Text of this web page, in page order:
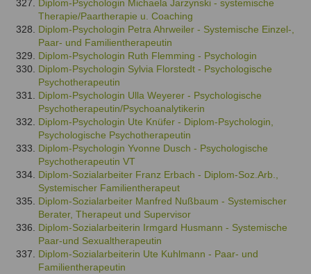
Diplom-Psychologin Michaela Jarzynski - systemische
Therapie/Paartherapie u. Coaching
Diplom-Psychologin Petra Ahrweiler - Systemische Einzel-,
Paar- und Familientherapeutin
Diplom-Psychologin Ruth Flemming - Psychologin
Diplom-Psychologin Sylvia Florstedt - Psychologische
Psychotherapeutin
Diplom-Psychologin Ulla Weyerer - Psychologische
Psychotherapeutin/Psychoanalytikerin
Diplom-Psychologin Ute Knüfer - Diplom-Psychologin,
Psychologische Psychotherapeutin
Diplom-Psychologin Yvonne Dusch - Psychologische
Psychotherapeutin VT
Diplom-Sozialarbeiter Franz Erbach - Diplom-Soz.Arb.,
Systemischer Familientherapeut
Diplom-Sozialarbeiter Manfred Nußbaum - Systemischer
Berater, Therapeut und Supervisor
Diplom-Sozialarbeiterin Irmgard Husmann - Systemische
Paar-und Sexualtherapeutin
Diplom-Sozialarbeiterin Ute Kuhlmann - Paar- und
Familientherapeutin